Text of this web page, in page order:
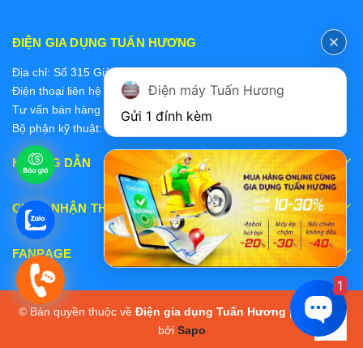
ĐIỆN GIA DỤNG TUẤN HƯƠNG
Địa chỉ: Số 315 Giảng Võ, Ba Đình, Hà Nội
Điện thoại liên hệ các bộ phận:
Tư vấn bán hàng 2: 0868228637
Bộ phận kỹ thuật: 0978 319 375
HƯỚNG DẪN
CHẤP NHẬN THANH TOÁN
FANPAGE
© Bản quyền thuộc về Điện gia dụng Tuấn Hương | Cung cấp
bởi Sapo
Điện máy Tuấn Hương
Gửi 1 đính kèm
1